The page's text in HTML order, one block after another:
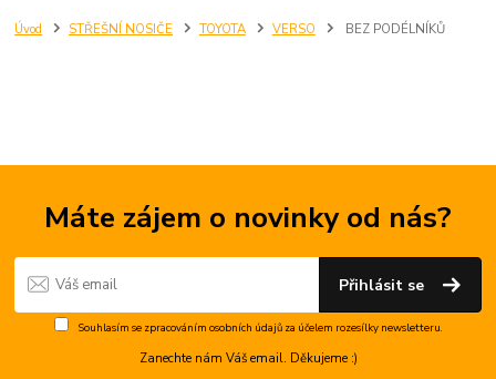
Úvod STŘEŠNÍ NOSIČE TOYOTA VERSO BEZ PODÉLNÍKŮ
Máte zájem o novinky od nás?
Přihlásit se
Souhlasím se zpracováním osobních údajůza účelem rozesílky newsletteru.
Zanechte nám Váš email. Děkujeme :)